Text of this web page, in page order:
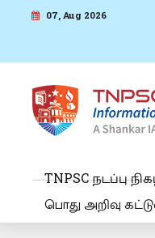
07, Aug 2026
TNPSC நடப்பு
பொது அறிவு